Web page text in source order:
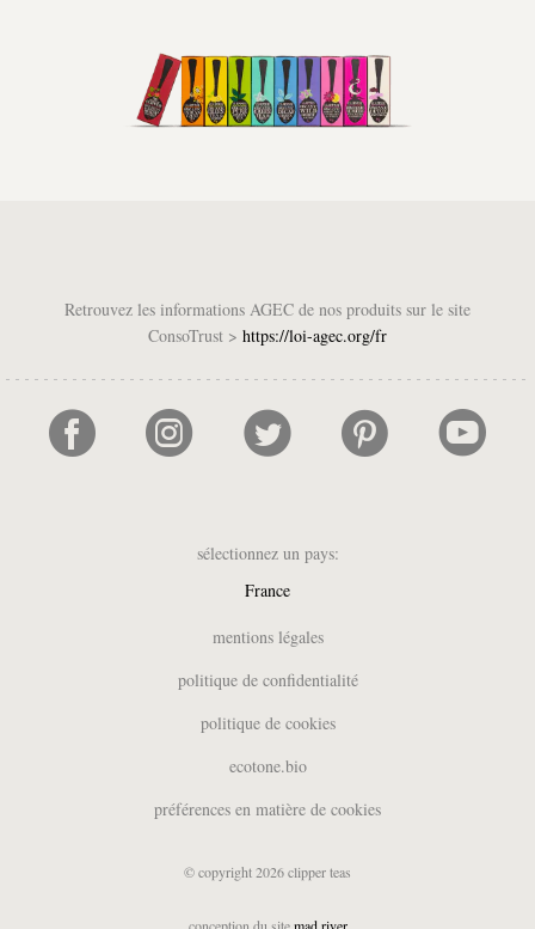
Retrouvez les informations AGEC de nos produits sur le site
ConsoTrust > https://loi-agec.org/fr
sélectionnez un pays:
France
Belgique (FR)
Deutschland
España
mentions légales
politique de confidentialité
politique de cookies
ecotone.bio
préférences en matière de cookies
© copyright 2026 clipper teas